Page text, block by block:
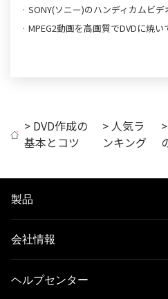
· SONY(ソニー)のハンディカムビ
· MPEG2動画を高画質でDVDに焼い
> DVD作成の
基本とコツ
> 人気ラ
ンキング
製品
会社情報
ヘルプセンター